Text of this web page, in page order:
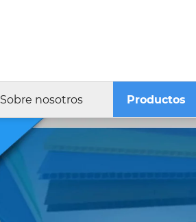
Sobre nosotros Productos